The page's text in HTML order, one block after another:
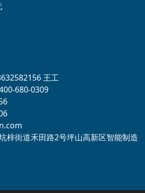
王工
680-0309
梓街道禾田路2号坪山高新区智能制造